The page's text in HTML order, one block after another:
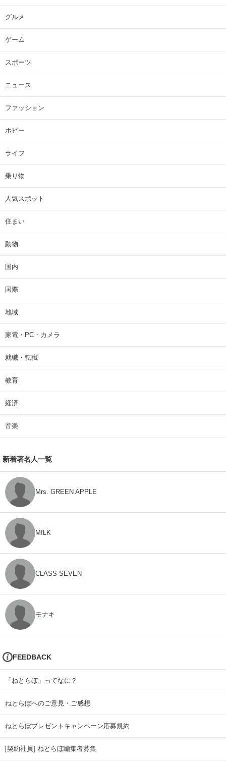
グルメ
ゲーム
スポーツ
ニュース
ファッション
ホビー
ライフ
乗り物
人気スポット
住まい
動物
国内
国際
地域
家電・PC・カメラ
就職・転職
教育
経済
音楽
新着著名人一覧
Mrs. GREEN APPLE
M!LK
CLASS SEVEN
モナキ
FEEDBACK
「ねとらぼ」ってなに？
ねとらぼへのご意見・ご感想
ねとらぼプレゼントキャンペーン応募規約
[契約社員] ねとらぼ編集者募集